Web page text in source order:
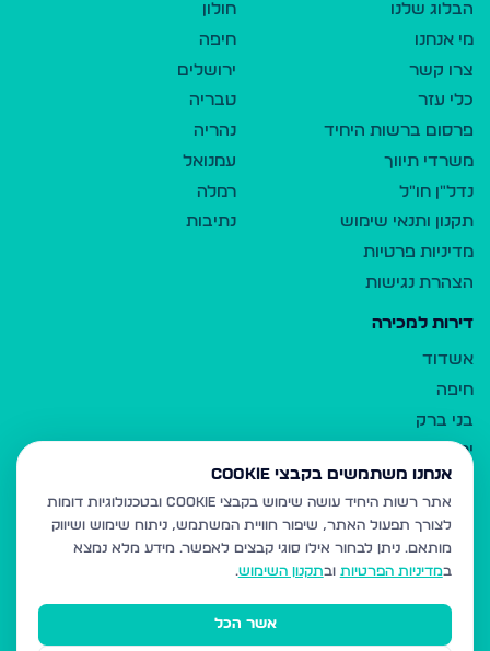
הבלוג שלנו
מי אנחנו
צרו קשר
כלי עזר
פרסום ברשות היחיד
משרדי תיווך
נדל"ן חו"ל
תקנון ותנאי שימוש
מדיניות פרטיות
הצהרת נגישות
חולון
חיפה
ירושלים
טבריה
נהריה
עמנואל
רמלה
נתיבות
דירות למכירה
אשדוד
חיפה
בני ברק
ירושלים
אלעד
גבעת זאב
בית שמש
רכסים
מודיעין עילית
אנחנו משתמשים בקבצי Cookie
אתר רשות היחיד עושה שימוש בקבצי Cookie ובטכנולוגיות דומות
לצורך תפעול האתר, שיפור חוויית המשתמש, ניתוח שימוש ושיווק
מותאם. ניתן לבחור אילו סוגי קבצים לאפשר. מידע מלא נמצא
במדיניות הפרטיות ובתקנון השימוש.
אשר הכל